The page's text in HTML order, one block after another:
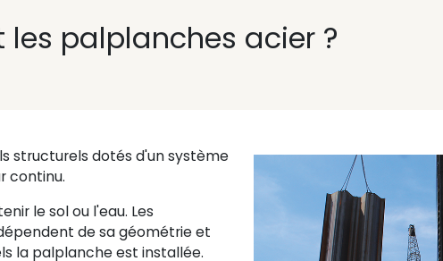
les palplanches acier ?
structurels dotés d'un système
continu.
le sol ou l'eau. Les
de sa géométrie et
la palplanche est installée.